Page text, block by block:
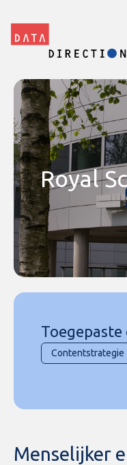
Royal
Toegepaste
Contentstrategie
Menselijker